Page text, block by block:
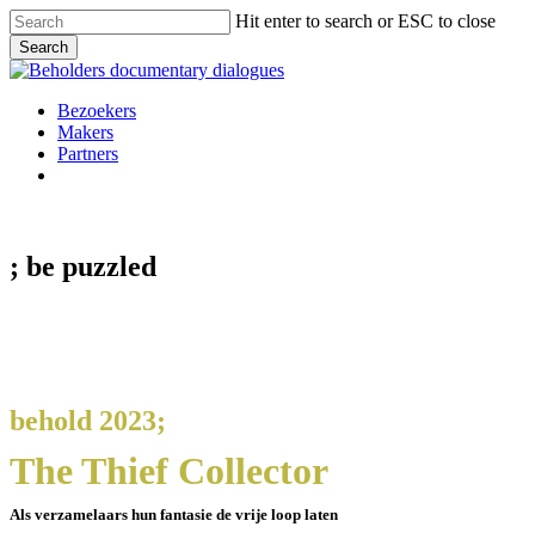
Skip
to
main
content
Hit enter to search or ESC to close
Search
Close
Menu
Bezoekers
Makers
Partners
; be puzzled
behold 2023;
The Thief Collector
Als verzamelaars hun fantasie de vrije loop laten